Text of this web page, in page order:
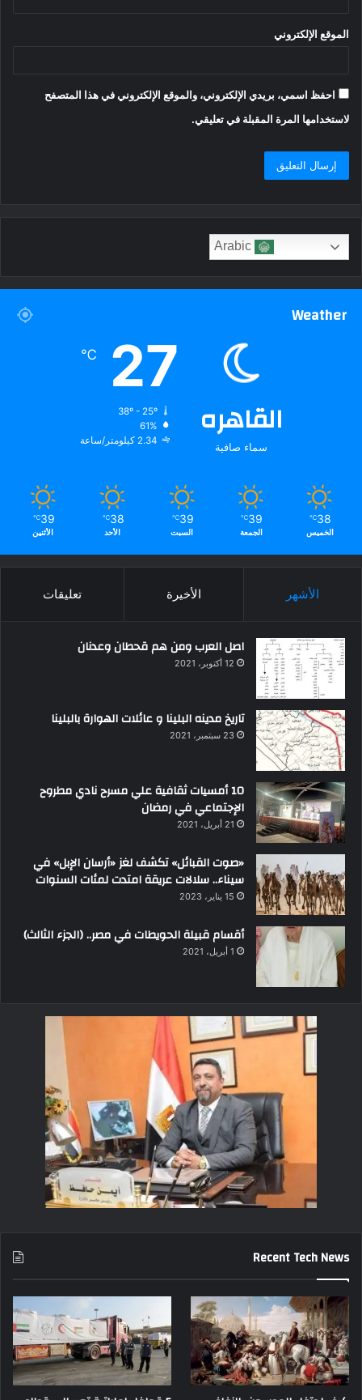
الموقع الإلكتروني
احفظ اسمي، بريدي الإلكتروني، والموقع الإلكتروني في هذا المتصفح
لاستخدامها المرة المقبلة في تعليقي.
Weather
القاهره
سماء صافية
27
℃
38º - 25º
61%
2.34 كيلومتر/ساعة
38
℃
الخميس
39
℃
الجمعة
39
℃
السبت
38
℃
الأحد
39
℃
الأثنين
الأشهر الأخيرة تعليقات
اصل العرب ومن هم قحطان وعدنان
12 أكتوبر، 2021
تاريخ مدينه البلينا و عائلات الهوارة بالبلينا
23 سبتمبر، 2021
10 أمسيات ثقافية علي مسرح نادي مطروح
الإجتماعي في رمضان
21 أبريل، 2021
«صوت القبائل» تكشف لغز «أرسان الإبل» في
سيناء.. سلالات عريقة امتدت لمئات السنوات
15 يناير، 2023
أقسام قبيلة الحويطات في مصر.. (الجزء الثالث)
1 أبريل، 2021
Recent Tech News